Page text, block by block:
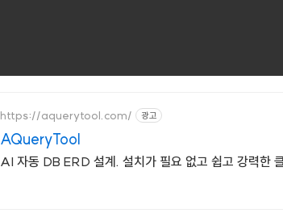
https://aquerytool.com/ 광고
AQueryTool
AI 자동 DB ERD 설계. 설치가 필요 없고 쉽고 강력한